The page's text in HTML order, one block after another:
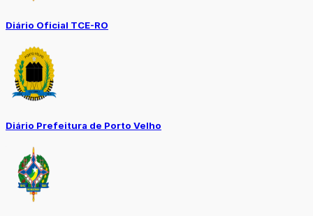
Diário Oficial TCE-RO
Diário Prefeitura de Porto Velho